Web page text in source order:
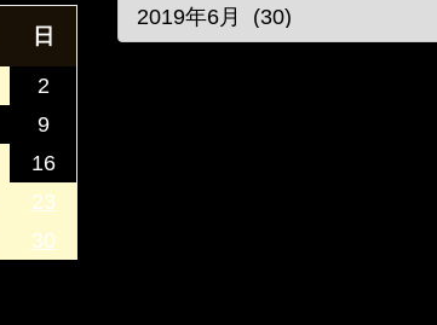
日
2
9
16
23
30